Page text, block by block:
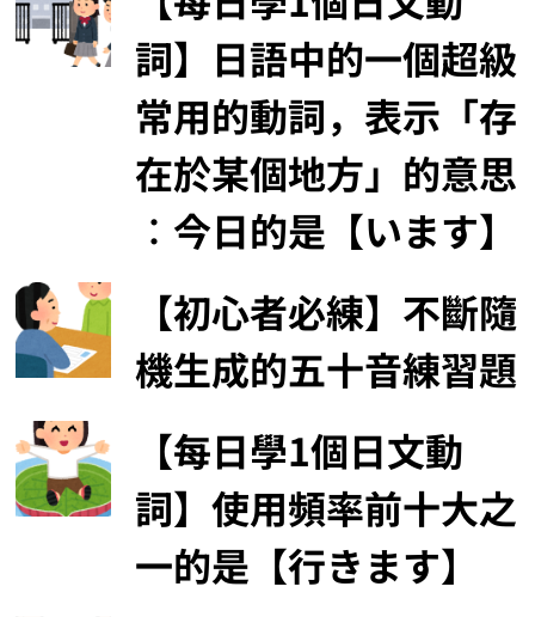
詞】日語中的一個超級
常用的動詞，表示「存
在於某個地方」的意思
︰今日的是【います】
【初心者必練】不斷隨
機生成的五十音練習題
【每日學1個日文動
詞】使用頻率前十大之
一的是【行きます】